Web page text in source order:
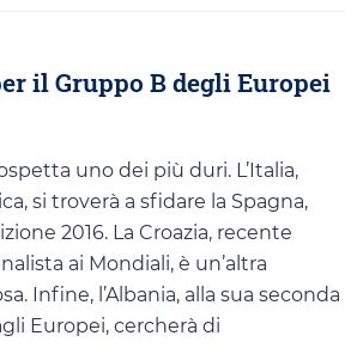
il Gruppo B degli Europei
uno dei più duri. L’Italia,
si troverà a sfidare la Spagna,
2016. La Croazia, recente
ai Mondiali, è un’altra
Infine, l’Albania, alla sua seconda
Europei, cercherà di